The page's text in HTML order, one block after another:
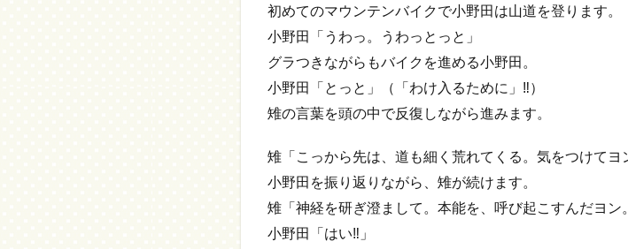
初めてのマウンテンバイクで小野田は山道を登ります。
小野田「うわっ。うわっとっと」
グラつきながらもバイクを進める小野田。
小野田「とっと」（「わけ入るために」‼）
雉の言葉を頭の中で反復しながら進みます。
雉「こっから先は、道も細く荒れてくる。気をつけてヨ
小野田を振り返りながら、雉が続けます。
雉「神経を研ぎ澄まして。本能を、呼び起こすんだヨン
小野田「はい‼」